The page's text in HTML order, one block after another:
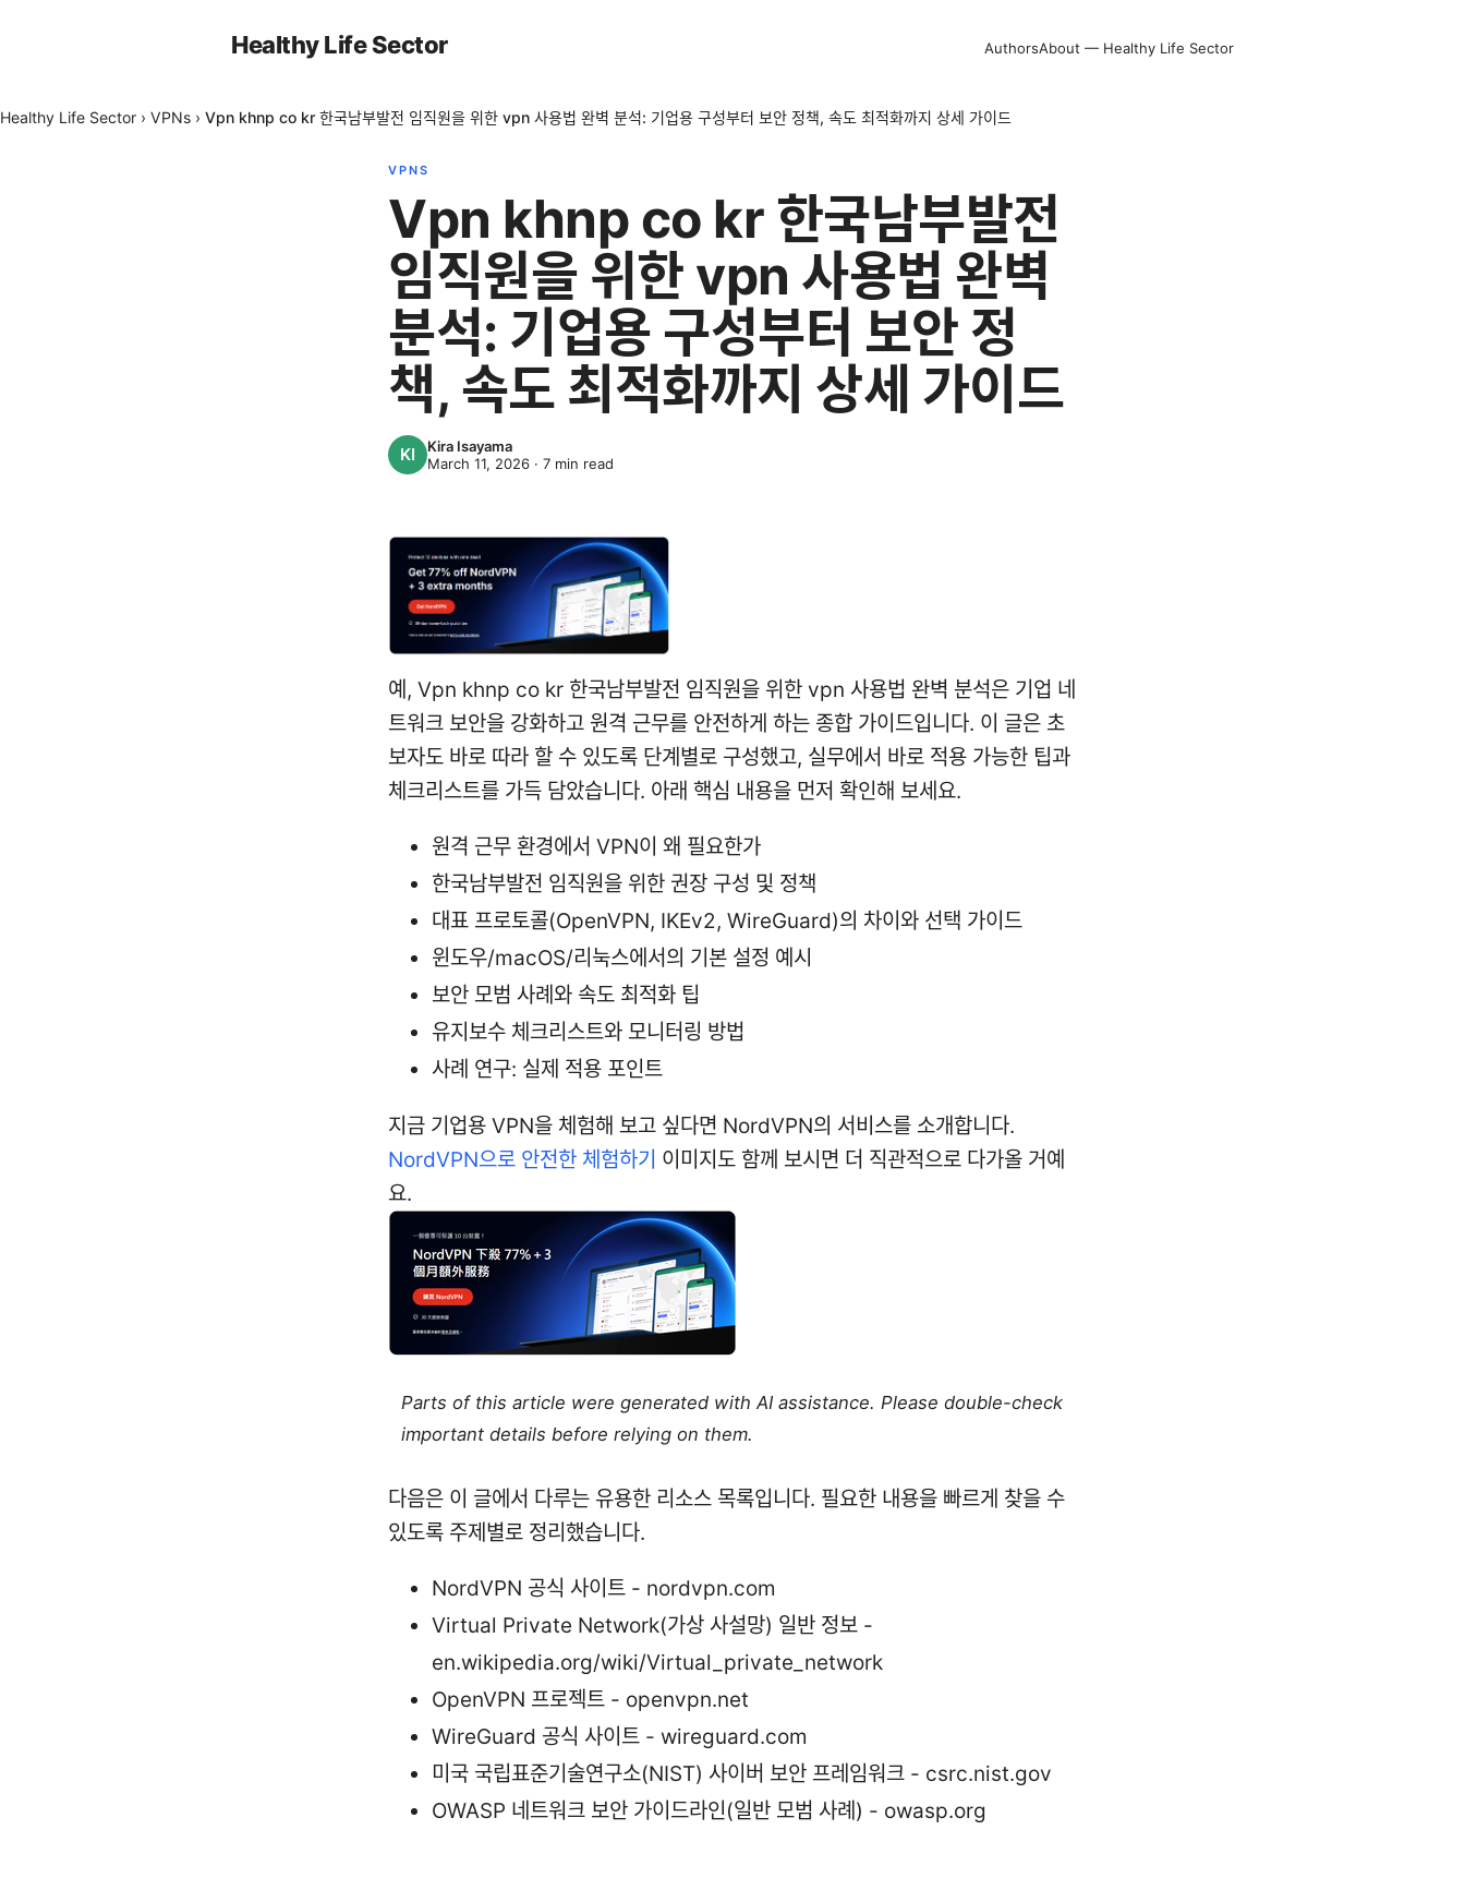
Healthy Life Sector AuthorsAbout — Healthy Life Sector
Healthy Life Sector › VPNs › Vpn khnp co kr 한국남부발전 임직원을 위한 vpn 사용법 완벽 분석: 기업용 구성부터 보안 정책, 속도 최적화까지 상세 가이드
VPNS
Vpn khnp co kr 한국남부발전
임직원을 위한 vpn 사용법 완벽
분석: 기업용 구성부터 보안 정
책, 속도 최적화까지 상세 가이드
Kira Isayama
March 11, 2026 · 7 min read
예, Vpn khnp co kr 한국남부발전 임직원을 위한 vpn 사용법 완벽 분석은 기업 네
트워크 보안을 강화하고 원격 근무를 안전하게 하는 종합 가이드입니다. 이 글은 초
보자도 바로 따라 할 수 있도록 단계별로 구성했고, 실무에서 바로 적용 가능한 팁과
체크리스트를 가득 담았습니다. 아래 핵심 내용을 먼저 확인해 보세요.
원격 근무 환경에서 VPN이 왜 필요한가
한국남부발전 임직원을 위한 권장 구성 및 정책
대표 프로토콜(OpenVPN, IKEv2, WireGuard)의 차이와 선택 가이드
윈도우/macOS/리눅스에서의 기본 설정 예시
보안 모범 사례와 속도 최적화 팁
유지보수 체크리스트와 모니터링 방법
사례 연구: 실제 적용 포인트
지금 기업용 VPN을 체험해 보고 싶다면 NordVPN의 서비스를 소개합니다.
NordVPN으로 안전한 체험하기 이미지도 함께 보시면 더 직관적으로 다가올 거예
요.
Parts of this article were generated with AI assistance. Please double-check
important details before relying on them.
다음은 이 글에서 다루는 유용한 리소스 목록입니다. 필요한 내용을 빠르게 찾을 수
있도록 주제별로 정리했습니다.
NordVPN 공식 사이트 - nordvpn.com
Virtual Private Network(가상 사설망) 일반 정보 -
en.wikipedia.org/wiki/Virtual_private_network
OpenVPN 프로젝트 - openvpn.net
WireGuard 공식 사이트 - wireguard.com
미국 국립표준기술연구소(NIST) 사이버 보안 프레임워크 - csrc.nist.gov
OWASP 네트워크 보안 가이드라인(일반 모범 사례) - owasp.org